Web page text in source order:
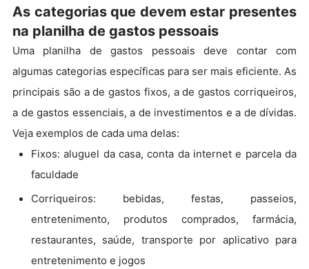
As categorias que devem estar presentes
na planilha de gastos pessoais
Uma planilha de gastos pessoais deve contar com
algumas categorias específicas para ser mais eficiente. As
principais são a de gastos fixos, a de gastos corriqueiros,
a de gastos essenciais, a de investimentos e a de dívidas.
Veja exemplos de cada uma delas:
Fixos: aluguel da casa, conta da internet e parcela da
faculdade
Corriqueiros: bebidas, festas, passeios,
entretenimento, produtos comprados, farmácia,
restaurantes, saúde, transporte por aplicativo para
entretenimento e jogos